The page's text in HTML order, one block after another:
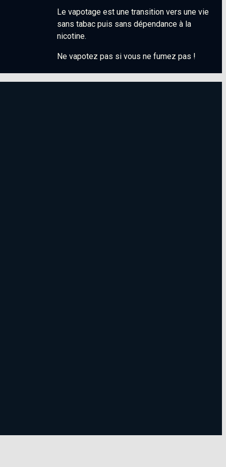
Le vapotage est une transition vers une vie
sans tabac puis sans dépendance à la
nicotine.
Ne vapotez pas si vous ne fumez pas !